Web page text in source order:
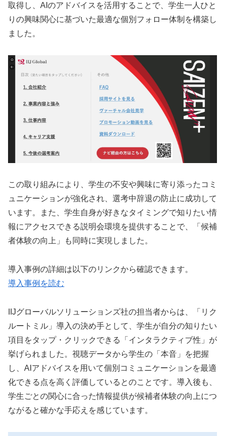
取得し、AIのアドバイスを活用することで、学生一人ひと
りの興味関心に基づいた最適な個別フォロー体制を構築し
ました。
この取り組みにより、学生の不安や興味に寄り添ったコミ
ュニケーションが強化され、選考中辞退の防止に成功して
います。また、学生自身が好きなタイミングで知りたい情
報にアクセスできる説明会環境を提供することで、「候補
者体験の向上」も同時に実現しました。
導入事例の詳細は以下のリンクから確認できます。
導入事例を読む
IIJグローバルソリューションズ社の担当者からは、「リク
ルートミル」導入の決め手として、学生が自分の知りたい
項目をタップ・クリックできる「インタラクティブ性」が
挙げられました。視聴データから学生の「本音」を把握
し、AIアドバイスを用いて個別コミュニケーションを最適
化できる点を高く評価しているとのことです。導入後も、
学生ごとの関心に合った情報提供が候補者体験の向上につ
ながると確かな手応えを感じています。